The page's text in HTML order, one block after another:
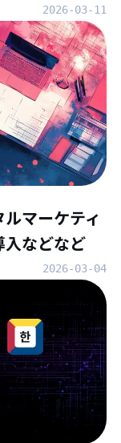
2026-03-11
マーケティ
などなど
2026-03-04